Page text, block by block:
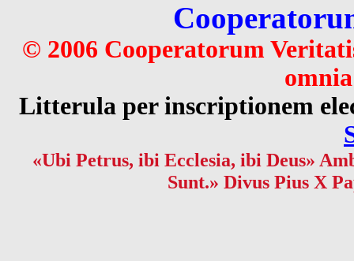
© 2006 Cooperatorum
Litterula per inscriptionem
«Ubi Petrus, ibi Ecclesia, ibi Deus»
Sunt.» Divus Pius X